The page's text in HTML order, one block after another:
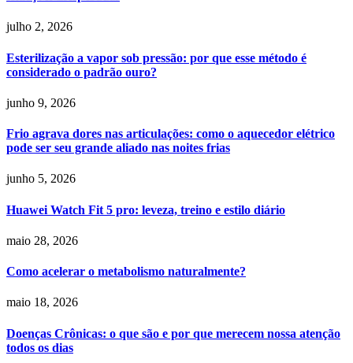
julho 2, 2026
Esterilização a vapor sob pressão: por que esse método é
considerado o padrão ouro?
junho 9, 2026
Frio agrava dores nas articulações: como o aquecedor elétrico
pode ser seu grande aliado nas noites frias
junho 5, 2026
Huawei Watch Fit 5 pro: leveza, treino e estilo diário
maio 28, 2026
Como acelerar o metabolismo naturalmente?
maio 18, 2026
Doenças Crônicas: o que são e por que merecem nossa atenção
todos os dias